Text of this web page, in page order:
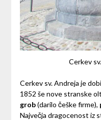
Cerkev
Cerkev sv. Andreja je
1852 še nove stranske
grob(darilo češke firme),
Največja dragocenost iz